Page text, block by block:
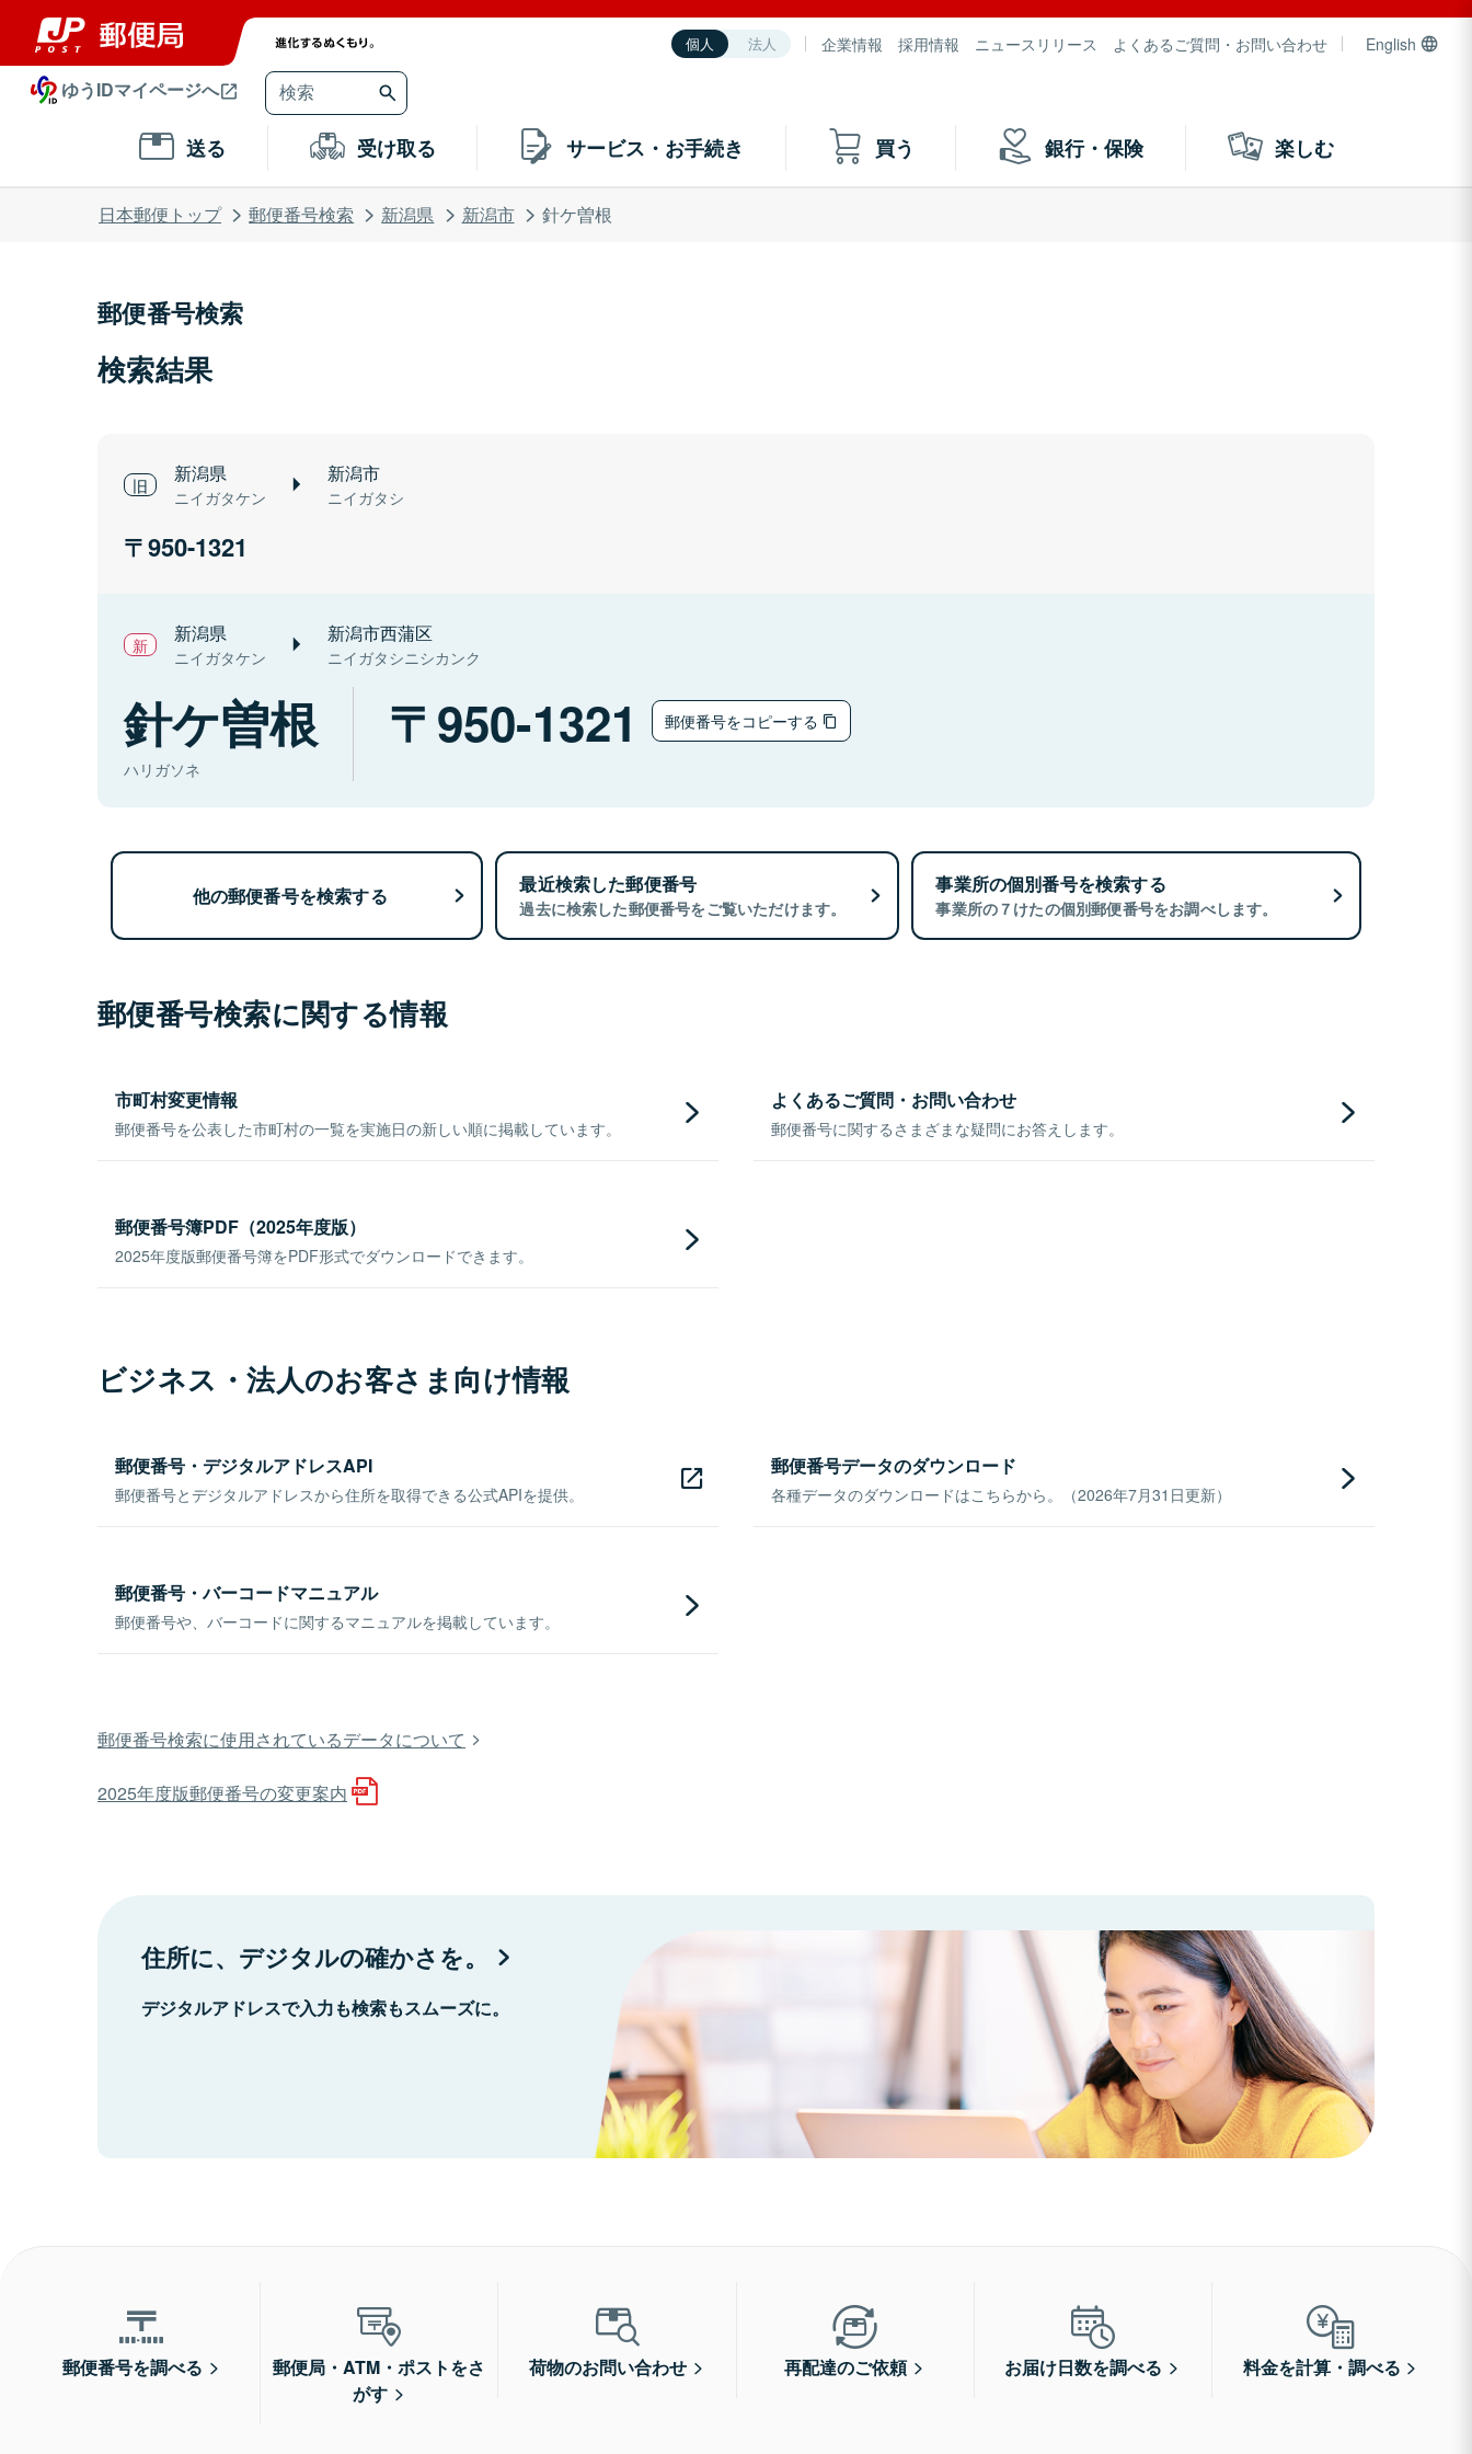
個人 法人 企業情報 採用情報 ニュースリリース よくあるご質問・お問い合わせ English
ゆうIDマイページへ
送る 受け取る サービス・お手続き 買う 銀行・保険 楽しむ
日本郵便トップ 郵便番号検索 新潟県 新潟市 針ケ曽根
郵便番号検索
検索結果
新潟県
ニイガタケン
新潟市
ニイガタシ
950-1321
新潟県
ニイガタケン
新潟市西蒲区
ニイガタシニシカンク
針ケ曽根
ハリガソネ
950-1321 郵便番号をコピーする
他の郵便番号を検索する 最近検索した郵便番号
過去に検索した郵便番号をご覧いただけます。
事業所の個別番号を検索する
事業所の７けたの個別郵便番号をお調べします。
郵便番号検索に関する情報
市町村変更情報
郵便番号を公表した市町村の一覧を実施日の新しい順に掲載しています。
よくあるご質問・お問い合わせ
郵便番号に関するさまざまな疑問にお答えします。
郵便番号簿PDF（2025年度版）
2025年度版郵便番号簿をPDF形式でダウンロードできます。
ビジネス・法人のお客さま向け情報
郵便番号・デジタルアドレスAPI
郵便番号とデジタルアドレスから住所を取得できる公式APIを提供。
郵便番号データのダウンロード
各種データのダウンロードはこちらから。（2026年7月31日更新）
郵便番号・バーコードマニュアル
郵便番号や、バーコードに関するマニュアルを掲載しています。
郵便番号検索に使用されているデータについて
2025年度版郵便番号の変更案内
住所に、デジタルの確かさを。
デジタルアドレスで入力も検索もスムーズに。
郵便番号を調べる
郵便局・ATM・ポストをさ
がす
荷物のお問い合わせ 再配達のご依頼 お届け日数を調べる 料金を計算・調べる